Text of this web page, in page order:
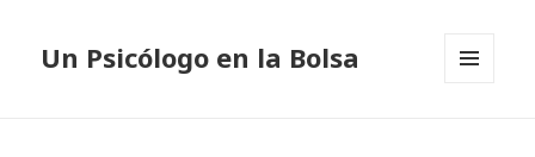
Un Psicólogo en la Bolsa